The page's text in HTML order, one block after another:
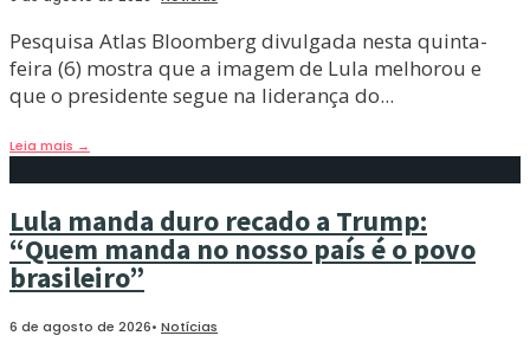
Pesquisa Atlas Bloomberg divulgada nesta quinta-
feira (6) mostra que a imagem de Lula melhorou e
que o presidente segue na liderança do...
Leia mais →
Lula manda duro recado a Trump:
“Quem manda no nosso país é o povo
brasileiro”
6 de agosto de 2026• Notícias